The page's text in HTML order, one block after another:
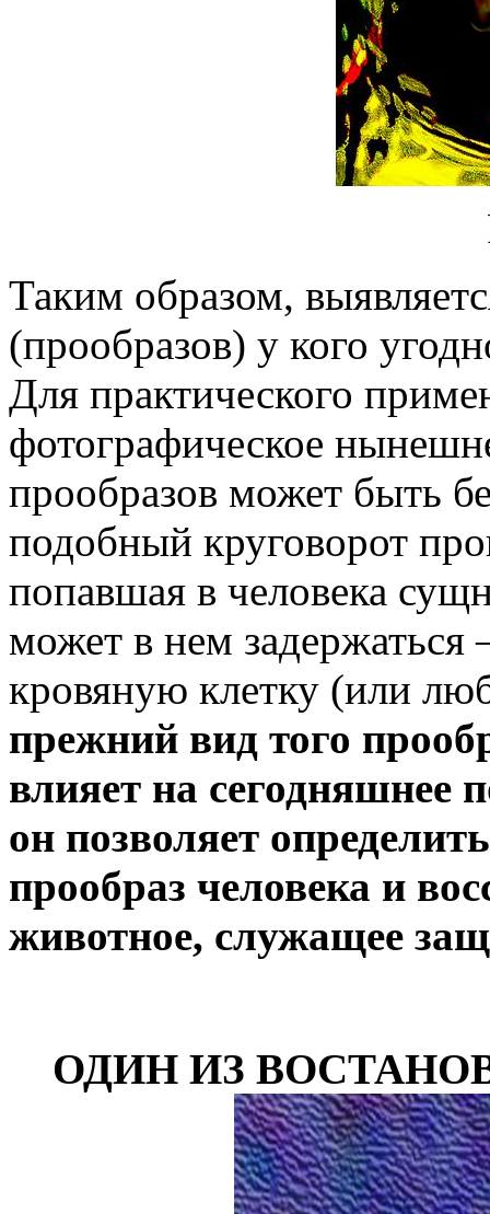
Таким образом,
(прообразов) у кого
Для практического
фотографическое
прообразов может быть
подобный круговорот
попавшая в человека
может в нем задержаться
кровяную клетку (или
прежний вид того
влияет на сегодняшнее
он позволяет
прообраз человека и
животное, служащее
ОДИН ИЗ